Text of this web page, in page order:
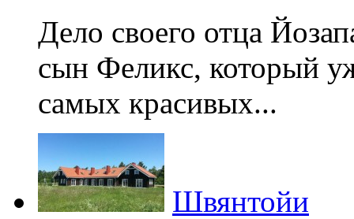
Дело своего отца
сын Феликс, который
самых красивых...
Швянтойи